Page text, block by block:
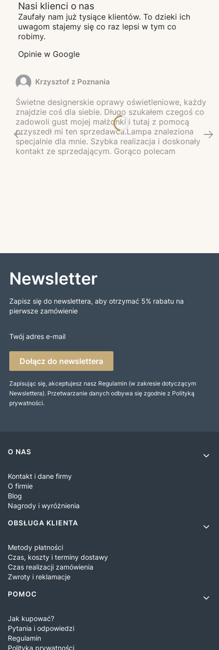
Nasi klienci o nas
Zaufały nam już tysiące klientów. To dzieki ich
uwagom stajemy się co raz lepsi w tym co
robimy.
Opinie w Google
Krzysztof z Poznania
Świetne designerskie oprawy oświetleniowe, każdy
znajdzie coś dla siebie. Długo szukałem czegoś co
zadowoli gust mojej małżonki i tutaj z pomocą
przyszedł mi ten sprzedawca.Lampa znaleziona
specjalnie dla mnie. Szybka realizacja i doskonały
kontakt ze sprzedającym. Gorąco polecam
Newsletter
Zapisz się do newslettera, aby otrzymać 5% rabatu na
pierwsze zamówienie
Twój adres e-mail
Dołącz do newslettera
Zapisując się, akceptujesz nasz Regulamin (w zakresie dotyczącym
Newslettera). Przetwarzanie danych odbywa się zgodnie z Polityką
prywatności.
Linki w stopce
O NAS
Kontakt i dane firmy
O firmie
Blog
Nagrody i wyróżnienia
OBSŁUGA KLIENTA
Metody płatności
Czas, koszty i terminy dostawy
Czas realizacji zamówienia
Zwroty i reklamacje
POMOC
Jak kupować?
Pytania i odpowiedzi
Regulamin
Polityka prywatności